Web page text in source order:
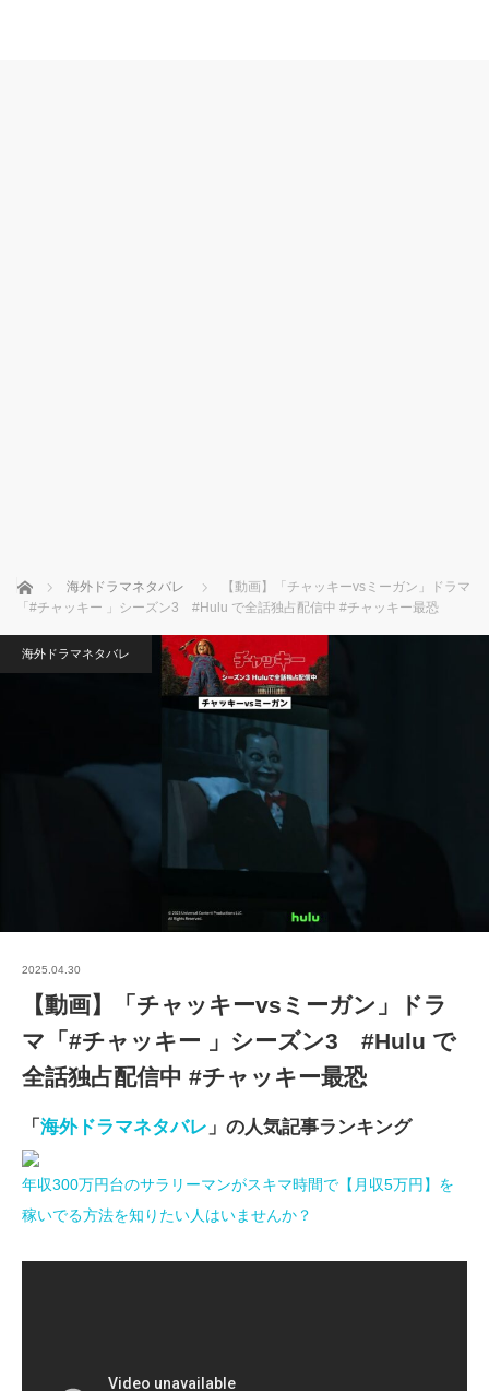
ホーム 海外ドラマネタバレ
【動画】「チャッキーvsミーガン」ドラマ
「#チャッキー 」シーズン3 #Hulu で全話独占配信中 #チャッキー最恐
海外ドラマネタバレ
2025.04.30
【動画】「チャッキーvsミーガン」ドラ
マ「#チャッキー 」シーズン3 #Hulu で
全話独占配信中 #チャッキー最恐
「 海外ドラマネタバレ 」の人気記事ランキング
年収300万円台のサラリーマンがスキマ時間で【月収5万円】を
稼いでる方法を知りたい人はいませんか？